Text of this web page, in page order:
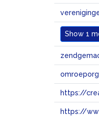
Show 1
https://
https://